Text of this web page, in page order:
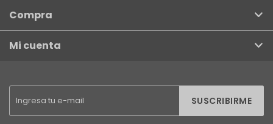
SUSCRIBIRME
Compra
Mi cuenta